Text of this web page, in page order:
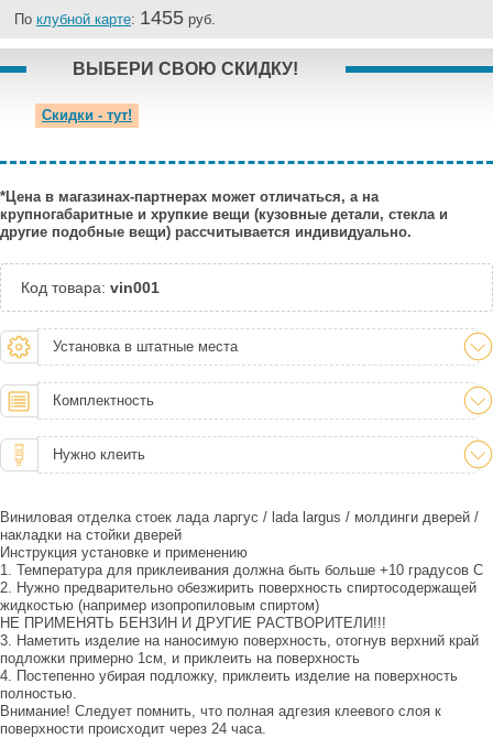
Тюмень:
Под заказ
По клубной карте: 1455 руб.
ВЫБЕРИ СВОЮ СКИДКУ!
Скидки - тут!
*Цена в магазинах-партнерах может отличаться, а на
крупногабаритные и хрупкие вещи (кузовные детали, стекла и
другие подобные вещи) рассчитывается индивидуально.
Код товара: vin001
Установка в штатные места
Комплектность
Нужно клеить
Виниловая отделка стоек лада ларгус / lada largus / молдинги дверей /
накладки на стойки дверей
Инструкция установке и применению
1. Температура для приклеивания должна быть больше +10 градусов С
2. Нужно предварительно обезжирить поверхность спиртосодержащей
жидкостью (например изопропиловым спиртом)
НЕ ПРИМЕНЯТЬ БЕНЗИН И ДРУГИЕ РАСТВОРИТЕЛИ!!!
3. Наметить изделие на наносимую поверхность, отогнув верхний край
подложки примерно 1см, и приклеить на поверхность
4. Постепенно убирая подложку, приклеить изделие на поверхность
полностью.
Внимание! Следует помнить, что полная адгезия клеевого слоя к
поверхности происходит через 24 часа.